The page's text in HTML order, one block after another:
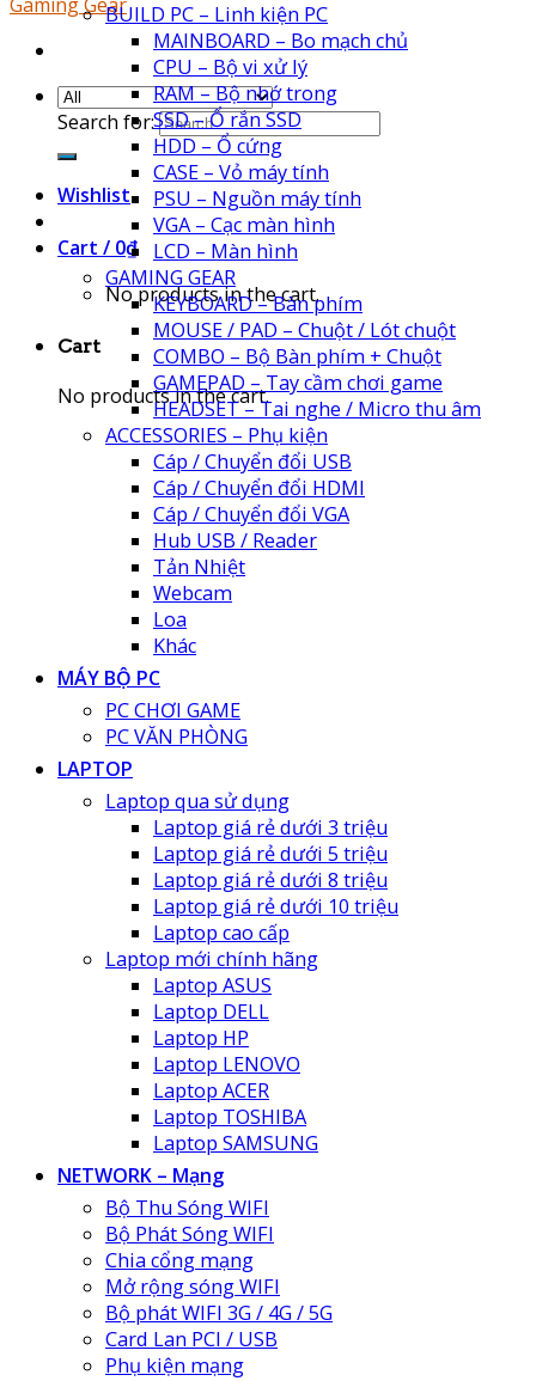
Search for:
Wishlist
Cart / 0₫
No products in the cart.
Cart
No products in the cart.
BUILD PC – Linh kiện PC
MAINBOARD – Bo mạch chủ
CPU – Bộ vi xử lý
RAM – Bộ nhớ trong
SSD – Ổ rắn SSD
HDD – Ổ cứng
CASE – Vỏ máy tính
PSU – Nguồn máy tính
VGA – Cạc màn hình
LCD – Màn hình
GAMING GEAR
KEYBOARD – Bàn phím
MOUSE / PAD – Chuột / Lót chuột
COMBO – Bộ Bàn phím + Chuột
GAMEPAD – Tay cầm chơi game
HEADSET – Tai nghe / Micro thu âm
ACCESSORIES – Phụ kiện
Cáp / Chuyển đổi USB
Cáp / Chuyển đổi HDMI
Cáp / Chuyển đổi VGA
Hub USB / Reader
Tản Nhiệt
Webcam
Loa
Khác
MÁY BỘ PC
PC CHƠI GAME
PC VĂN PHÒNG
LAPTOP
Laptop qua sử dụng
Laptop giá rẻ dưới 3 triệu
Laptop giá rẻ dưới 5 triệu
Laptop giá rẻ dưới 8 triệu
Laptop giá rẻ dưới 10 triệu
Laptop cao cấp
Laptop mới chính hãng
Laptop ASUS
Laptop DELL
Laptop HP
Laptop LENOVO
Laptop ACER
Laptop TOSHIBA
Laptop SAMSUNG
NETWORK – Mạng
Bộ Thu Sóng WIFI
Bộ Phát Sóng WIFI
Chia cổng mạng
Mở rộng sóng WIFI
Bộ phát WIFI 3G / 4G / 5G
Card Lan PCI / USB
Phụ kiện mạng